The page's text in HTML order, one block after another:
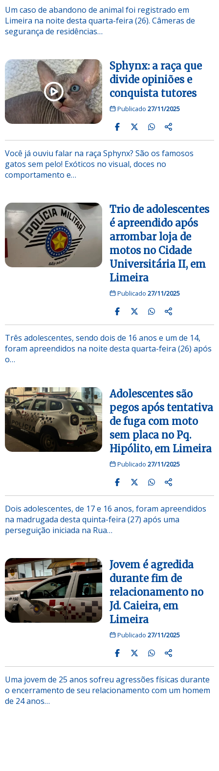
Um caso de abandono de animal foi registrado em
Limeira na noite desta quarta-feira (26). Câmeras de
segurança de residências…
Sphynx: a raça que
divide opiniões e
conquista tutores
Publicado 27/11/2025
Você já ouviu falar na raça Sphynx? São os famosos
gatos sem pelo! Exóticos no visual, doces no
comportamento e…
Trio de adolescentes
é apreendido após
arrombar loja de
motos no Cidade
Universitária II, em
Limeira
Publicado 27/11/2025
Três adolescentes, sendo dois de 16 anos e um de 14,
foram apreendidos na noite desta quarta-feira (26) após
o…
Adolescentes são
pegos após tentativa
de fuga com moto
sem placa no Pq.
Hipólito, em Limeira
Publicado 27/11/2025
Dois adolescentes, de 17 e 16 anos, foram apreendidos
na madrugada desta quinta-feira (27) após uma
perseguição iniciada na Rua…
Jovem é agredida
durante fim de
relacionamento no
Jd. Caieira, em
Limeira
Publicado 27/11/2025
Uma jovem de 25 anos sofreu agressões físicas durante
o encerramento de seu relacionamento com um homem
de 24 anos…